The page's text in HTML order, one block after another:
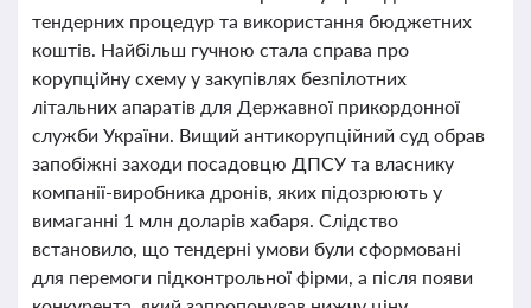
тендерних процедур та використання бюджетних
коштів. Найбільш гучною стала справа про
корупційну схему у закупівлях безпілотних
літальних апаратів для Державної прикордонної
служби України. Вищий антикорупційний суд обрав
запобіжні заходи посадовцю ДПСУ та власнику
компанії-виробника дронів, яких підозрюють у
вимаганні 1 млн доларів хабаря. Слідство
встановило, що тендерні умови були сформовані
для перемоги підконтрольної фірми, а після появи